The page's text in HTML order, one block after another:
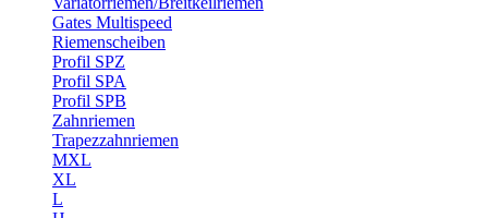
Gates Multispeed
Riemenscheiben
Profil SPZ
Profil SPA
Profil SPB
Zahnriemen
Trapezzahnriemen
MXL
XL
L